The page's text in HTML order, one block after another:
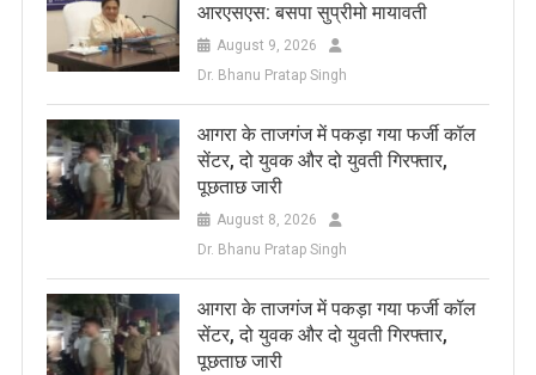
आरएसएस: बसपा सुप्रीमो मायावती
August 9, 2026
Dr. Bhanu Pratap Singh
आगरा के ताजगंज में पकड़ा गया फर्जी कॉल
सेंटर, दो युवक और दो युवती गिरफ्तार,
पूछताछ जारी
August 8, 2026
Dr. Bhanu Pratap Singh
आगरा के ताजगंज में पकड़ा गया फर्जी कॉल
सेंटर, दो युवक और दो युवती गिरफ्तार,
पूछताछ जारी